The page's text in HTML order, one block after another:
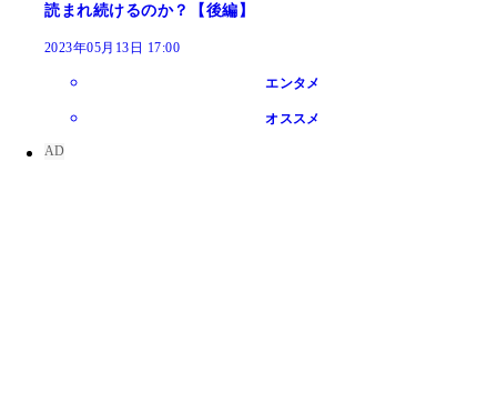
読まれ続けるのか？【後編】
2023年05月13日 17:00
エンタメ
オススメ